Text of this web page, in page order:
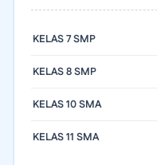
KELAS 7 SMP
KELAS 8 SMP
KELAS 10 SMA
KELAS 11 SMA